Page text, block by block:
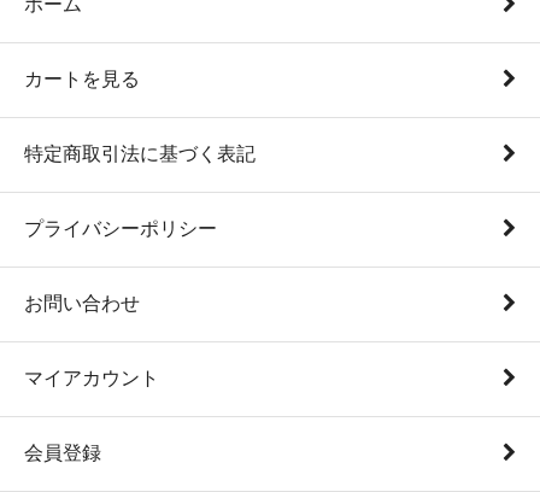
ホーム
カートを見る
特定商取引法に基づく表記
プライバシーポリシー
お問い合わせ
マイアカウント
会員登録